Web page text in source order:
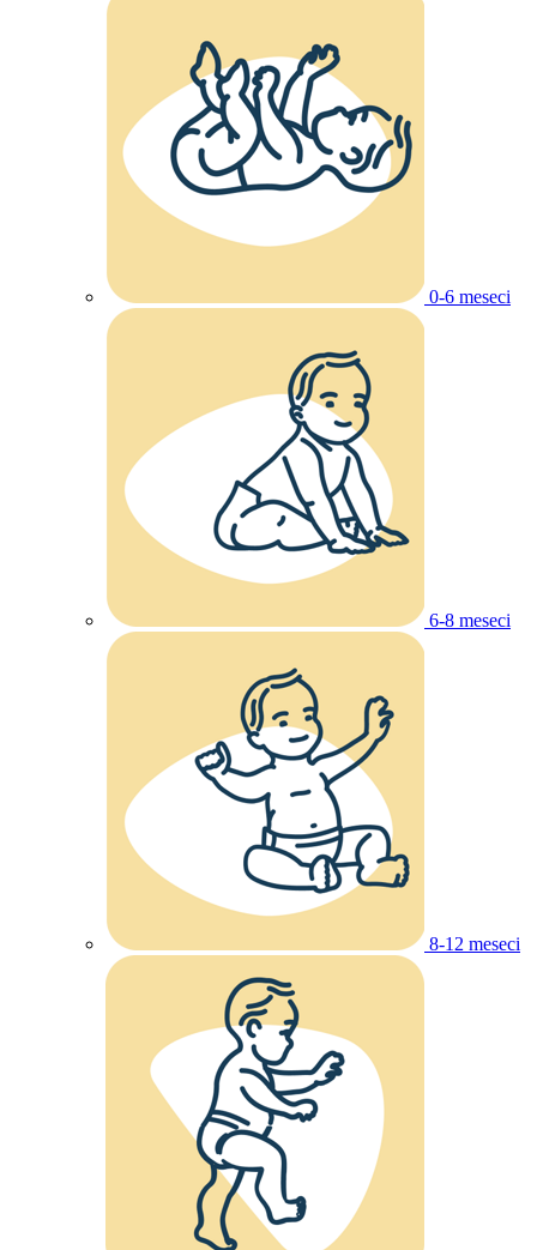
0-6 meseci
6-8 meseci
8-12 meseci